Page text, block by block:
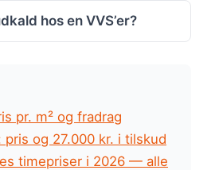
hos en VVS’er?
pr. m² og fradrag
pris og 27.000 kr. i tilskud
timepriser i 2026 — alle